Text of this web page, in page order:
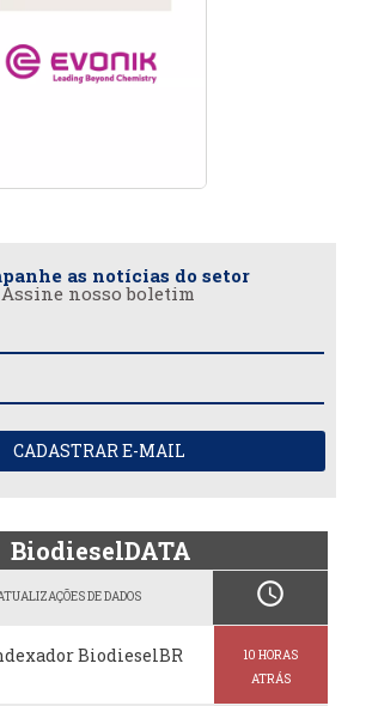
as notícias do setor
Assine nosso boletim
CADASTRAR E-MAIL
BiodieselDATA
DE DADOS schedule
BiodieselBR
10 HORAS
ATRÁS